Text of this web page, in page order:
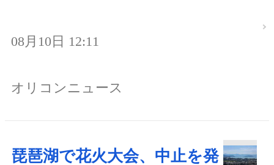
08月10日 12:11
オリコンニュース
琵琶湖で花火大会、中止を発